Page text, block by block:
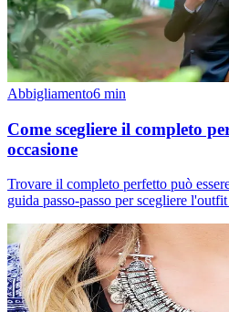
Abbigliamento6 min
Come scegliere il completo
occasione
Trovare il completo perfetto può
guida passo-passo per scegliere